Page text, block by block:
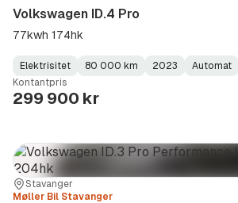
Volkswagen ID.4 Pro
77kwh 174hk
Fuel
Type:
Elektrisitet
Kilometerstand:
80 000 km
Model
Year:
2023
Gearbox
Type:
Automat
Kontantpris
299 900 kr
Sted:
Stavanger
Forhandler:
Møller Bil Stavanger